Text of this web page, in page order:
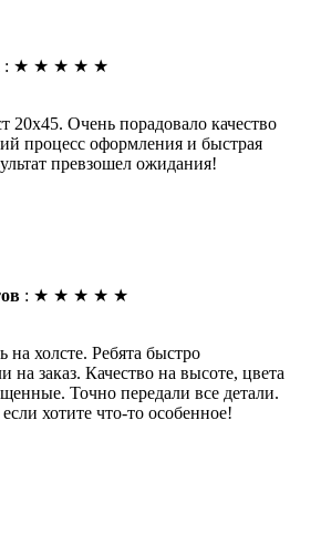
: ★ ★ ★ ★ ★
20х45. Очень порадовало качество
процесс оформления и быстрая
превзошел ожидания!
: ★ ★ ★ ★ ★
на холсте. Ребята быстро
на заказ. Качество на высоте, цвета
Точно передали все детали.
хотите что-то особенное!